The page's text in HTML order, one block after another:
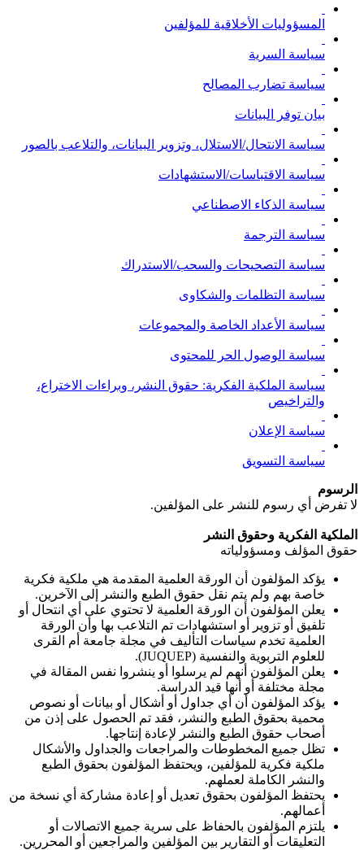
المسؤوليات الأخلاقية للمؤلفين
سياسة السرية
سياسة تضارب المصالح
بيان توفر البيانات
سياسة الانتحال/الاستلال، وتزوير البيانات، والتلاعب بالصور
سياسة الاقتباسات/الاستشهادات
سياسة الذكاء الاصطناعي
سياسة الترجمة
سياسة التصحيحات والسحب/الاستدراك
سياسة التظلمات والشكاوى
سياسة الأعداد الخاصة والمجموعات
سياسة الوصول الحر للمحتوى
سياسة الملكية الفكرية: حقوق النشر، وبراءات الاختراع،
والتراخيص
سياسة الإعلان
سياسة التسويق
الرسوم
لا تفرض أي رسوم للنشر على المؤلفين.
الملكية الفكرية وحقوق النشر
حقوق المؤلف ومسؤولياته
يؤكد المؤلفون أن الورقة العلمية المقدمة هي ملكية فكرية
خاصة بهم ولم يتم نقل حقوق الطبع والنشر إلى الآخرين.
يعلن المؤلفون أن الورقة العلمية لا تحتوي على أي انتحال أو
تلفيق أو تزوير أو استشهادات تم التلاعب بها وأن الورقة
العلمية تخدم سياسات التأليف في مجلة جامعة أم القرى
للعلوم التربوية والنفسية (JUQUEP).
يعلن المؤلفون أنهم لم يرسلوا أو ينشروا نفس المقالة في
مجلة مختلفة أو أنها قيد الدراسة.
يؤكد المؤلفون أن أي جداول أو أشكال أو بيانات أو نصوص
محمية بحقوق الطبع والنشر، فقد تم الحصول على إذن من
أصحاب حقوق الطبع والنشر لإعادة إنتاجها.
تظل جميع المخطوطات والمراجعات والجداول والأشكال
ملكية فكرية للمؤلفين، ويحتفظ المؤلفون بحقوق الطبع
والنشر الكاملة لعملهم.
يحتفظ المؤلفون بحقوق تعديل أو إعادة مشاركة أي نسخة من
أعمالهم.
يلتزم المؤلفون بالحفاظ على سرية جميع الاتصالات أو
التعليقات أو التقارير بين المؤلفين والمراجعين أو المحررين.